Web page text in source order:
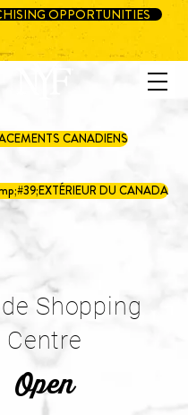
OPPORTUNITIES
CANADIENS
DU CANADA
Shopping
Centre
Open